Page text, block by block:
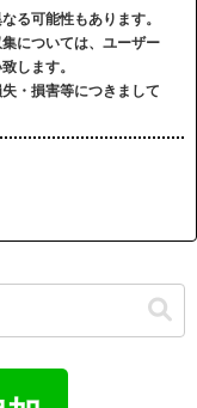
る可能性もあります。
については、ユーザー
します。
・損害等につきまして